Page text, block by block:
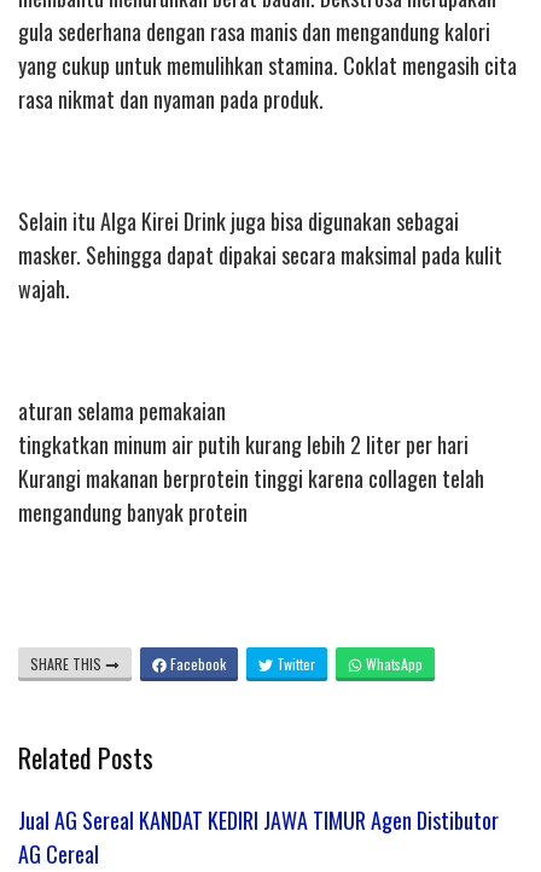
gula sederhana dengan rasa manis dan mengandung kalori
yang cukup untuk memulihkan stamina. Coklat mengasih cita
rasa nikmat dan nyaman pada produk.
Selain itu Alga Kirei Drink juga bisa digunakan sebagai
masker. Sehingga dapat dipakai secara maksimal pada kulit
wajah.
aturan selama pemakaian
tingkatkan minum air putih kurang lebih 2 liter per hari
Kurangi makanan berprotein tinggi karena collagen telah
mengandung banyak protein
SHARE THIS Facebook Twitter WhatsApp
Related Posts
Jual AG Sereal KANDAT KEDIRI JAWA TIMUR Agen Distibutor
AG Cereal